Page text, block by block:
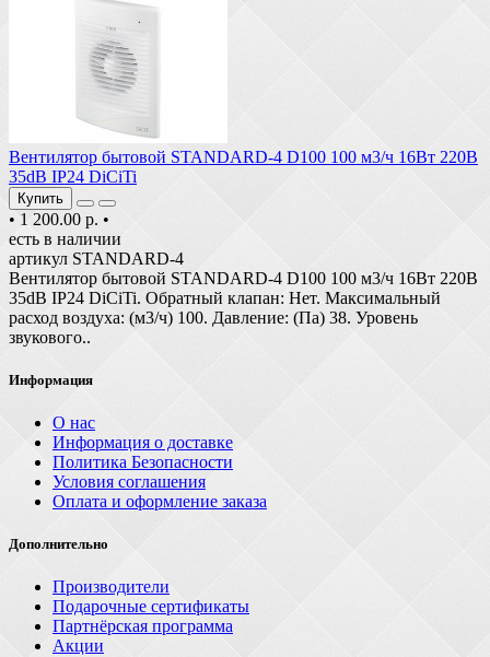
Вентилятор бытовой STANDARD-4 D100 100 м3/ч 16Вт 220В
35dB IP24 DiCiTi
Купить
• 1 200.00 р. •
есть в наличии
артикул STANDARD-4
Вентилятор бытовой STANDARD-4 D100 100 м3/ч 16Вт 220В
35dB IP24 DiCiTi. Обратный клапан: Нет. Максимальный
расход воздуха: (м3/ч) 100. Давление: (Па) 38. Уровень
звукового..
Информация
О нас
Информация о доставке
Политика Безопасности
Условия соглашения
Оплата и оформление заказа
Дополнительно
Производители
Подарочные сертификаты
Партнёрская программа
Акции